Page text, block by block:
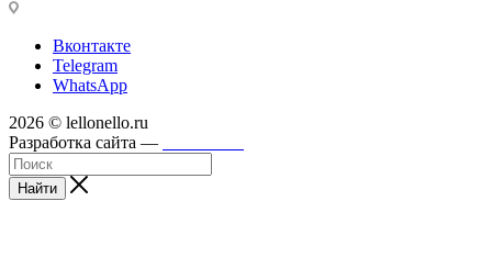
Вконтакте
Telegram
WhatsApp
2026 © lellonello.ru
Разработка сайта —
Найти